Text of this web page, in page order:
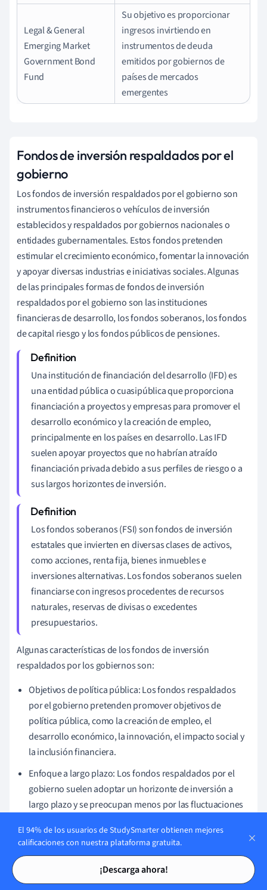
Tarjetas de estudio
Tarjetas de estudio
Legal & General
Emerging Market
Government Bond
Fund
Su objetivo es proporcionar
ingresos invirtiendo en
instrumentos de deuda
emitidos por gobiernos de
países de mercados
emergentes
Fondos de inversión respaldados por el
gobierno
Los fondos de inversión respaldados por el gobierno son
instrumentos financieros o vehículos de inversión
establecidos y respaldados por gobiernos nacionales o
entidades gubernamentales. Estos fondos pretenden
estimular el crecimiento económico, fomentar la innovación
y apoyar diversas industrias e iniciativas sociales. Algunas
de las principales formas de fondos de inversión
respaldados por el gobierno son las instituciones
financieras de desarrollo, los fondos soberanos, los fondos
de capital riesgo y los fondos públicos de pensiones.
Una institución de financiación del desarrollo (IFD) es
una entidad pública o cuasipública que proporciona
financiación a proyectos y empresas para promover el
desarrollo económico y la creación de empleo,
principalmente en los países en desarrollo. Las IFD
suelen apoyar proyectos que no habrían atraído
financiación privada debido a sus perfiles de riesgo o a
sus largos horizontes de inversión.
Los fondos soberanos (FSI) son fondos de inversión
estatales que invierten en diversas clases de activos,
como acciones, renta fija, bienes inmuebles e
inversiones alternativas. Los fondos soberanos suelen
financiarse con ingresos procedentes de recursos
naturales, reservas de divisas o excedentes
presupuestarios.
Algunas características de los fondos de inversión
respaldados por los gobiernos son:
Objetivos de política pública: Los fondos respaldados
por el gobierno pretenden promover objetivos de
política pública, como la creación de empleo, el
desarrollo económico, la innovación, el impacto social y
la inclusión financiera.
Enfoque a largo plazo: Los fondos respaldados por el
gobierno suelen adoptar un horizonte de inversión a
largo plazo y se preocupan menos por las fluctuaciones
fondos de inversión privados.
Oportunidades de coinversión: Al invertir junto a
inversores privados, los fondos respaldados por el
El 94% de los usuarios de StudySmarter obtienen mejores
calificaciones con nuestra plataforma gratuita.
¡Descarga ahora!